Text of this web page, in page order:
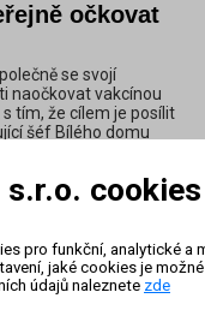
očkovat
se svojí
naočkovat vakcínou
tím, že cílem je posílit
šéf Bílého domu
do
cel ze strany
tuhé regulace
cookies
pro funkční, analytické a
jaké cookies je
údajů naleznete zde